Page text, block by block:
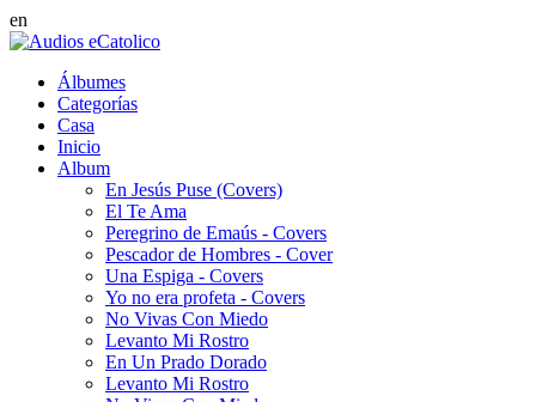
en
Álbumes
Categorías
Casa
Inicio
Album
En Jesús Puse (Covers)
El Te Ama
Peregrino de Emaús - Covers
Pescador de Hombres - Cover
Una Espiga - Covers
Yo no era profeta - Covers
No Vivas Con Miedo
Levanto Mi Rostro
En Un Prado Dorado
Levanto Mi Rostro